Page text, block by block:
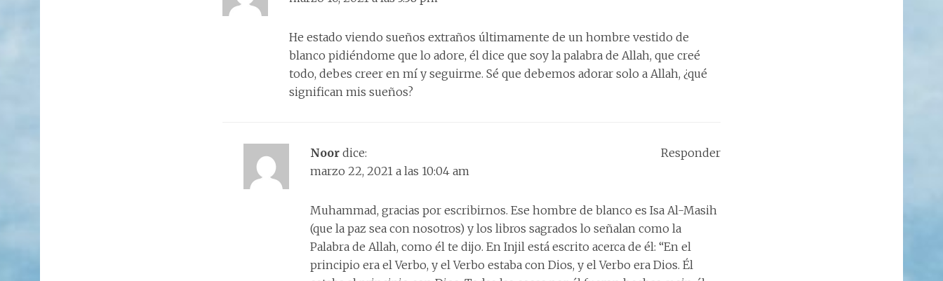
He estado viendo sueños extraños últimamente de un hombre vestido de
blanco pidiéndome que lo adore, él dice que soy la palabra de Allah, que creé
todo, debes creer en mí y seguirme. Sé que debemos adorar solo a Allah, ¿qué
significan mis sueños?
Noor dice:
marzo 22, 2021 a las 10:04 am
Muhammad, gracias por escribirnos. Ese hombre de blanco es Isa Al-Masih
(que la paz sea con nosotros) y los libros sagrados lo señalan como la
Palabra de Allah, como él te dijo. En Injil está escrito acerca de él: “En el
principio era el Verbo, y el Verbo estaba con Dios, y el Verbo era Dios. Él
Responder